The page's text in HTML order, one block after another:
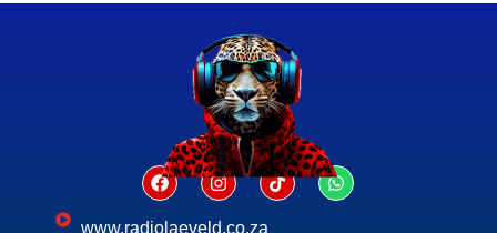
www.radiolaeveld.co.za